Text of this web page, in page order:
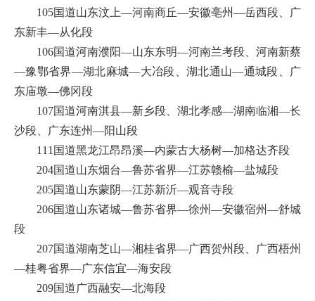
105国道山东汶上—河南商丘—安徽亳州—岳西段、广
东新丰—从化段
106国道河南濮阳—山东东明—河南兰考段、河南新蔡
—豫鄂省界—湖北麻城—大冶段、湖北通山—通城段、广
东庙墩—佛冈段
107国道河南淇县—新乡段、湖北孝感—湖南临湘—长
沙段、广东连州—阳山段
111国道黑龙江昂昂溪—内蒙古大杨树—加格达齐段
204国道山东烟台—鲁苏省界—江苏赣榆—盐城段
205国道山东蒙阴—江苏新沂—观音寺段
206国道山东诸城—鲁苏省界—徐州—安徽宿州—舒城
段
207国道湖南芝山—湘桂省界—广西贺州段、广西梧州
—桂粤省界—广东信宜—海安段
209国道广西融安—北海段